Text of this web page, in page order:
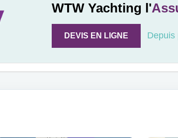
WTW Yachting l'
DEVIS EN LIGNE Depuis